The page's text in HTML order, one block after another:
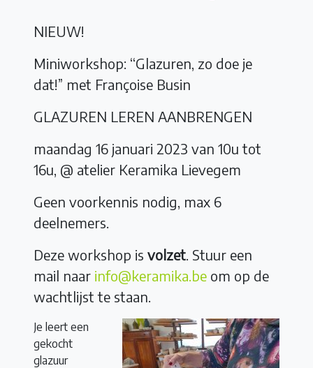
NIEUW!
Miniworkshop: “Glazuren, zo doe je
dat!” met Françoise Busin
GLAZUREN LEREN AANBRENGEN
maandag 16 januari 2023 van 10u tot
16u, @ atelier Keramika Lievegem
Geen voorkennis nodig, max 6
deelnemers.
Deze workshop is volzet . Stuur een
mail naar info@keramika.be om op de
wachtlijst te staan.
Je leert een
gekocht
glazuur